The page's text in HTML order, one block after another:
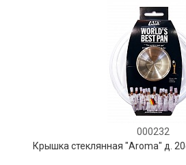
000232
Крышка стеклянная "Aroma" д.